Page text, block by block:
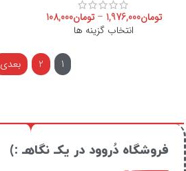
تومان1,976,000
– تومان108,000
انتخاب گزینه ها
1
2 بعدی
فروشگاه دُروود در یکـ نگاهـ :)